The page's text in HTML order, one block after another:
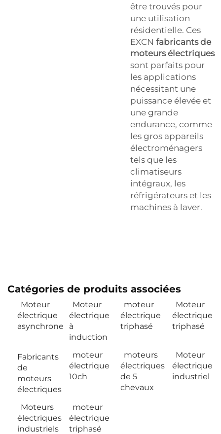
être trouvés pour
une utilisation
résidentielle. Ces
EXCN fabricants de
moteurs électriques
sont parfaits pour
les applications
nécessitant une
puissance élevée et
une grande
endurance, comme
les gros appareils
électroménagers
tels que les
climatiseurs
intégraux, les
réfrigérateurs et les
machines à laver.
Catégories de produits associées
Moteur
électrique
asynchrone
Moteur
électrique
à
induction
moteur
électrique
triphasé
Moteur
électrique
triphasé
Fabricants
de
moteurs
électriques
moteur
électrique
10ch
moteurs
électriques
de 5
chevaux
Moteur
électrique
industriel
Moteurs
électriques
industriels
moteur
électrique
triphasé